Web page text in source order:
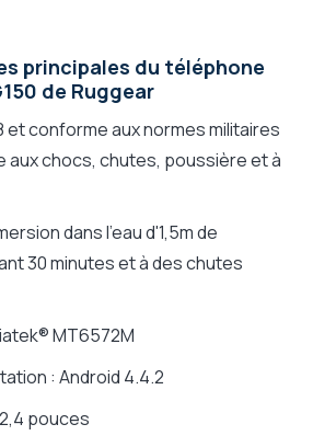
principales du téléphone
de Ruggear
et conforme aux normes militaires
aux chocs, chutes, poussière et à
dans l'eau d'1,5m de
30 minutes et à des chutes
MT6572M
: Android 4.4.2
pouces